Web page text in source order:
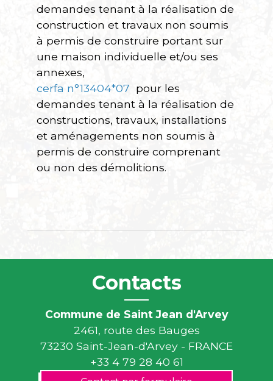
demandes tenant à la réalisation de
construction et travaux non soumis
à permis de construire portant sur
une maison individuelle et/ou ses
annexes,
cerfa n°13404*07 pour les
demandes tenant à la réalisation de
constructions, travaux, installations
et aménagements non soumis à
permis de construire comprenant
ou non des démolitions.
Contacts
Commune de Saint Jean d'Arvey
2461, route des Bauges
73230 Saint-Jean-d'Arvey - FRANCE
+33 4 79 28 40 61